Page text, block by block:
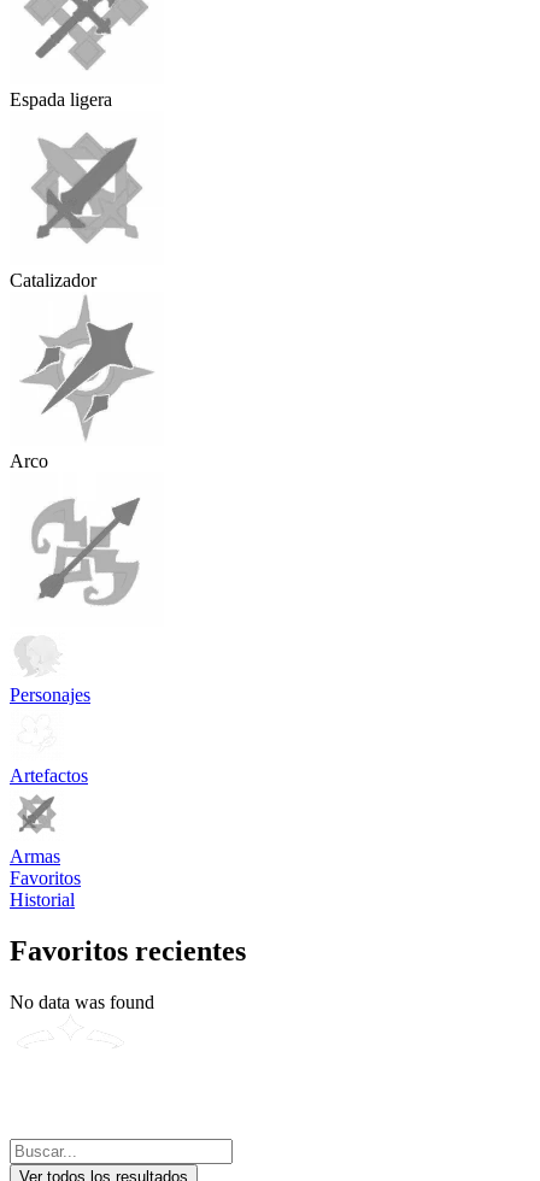
Espada ligera
Catalizador
Arco
Personajes
Artefactos
Armas
Favoritos
Historial
Favoritos recientes
No data was found
Ver todos los resultados